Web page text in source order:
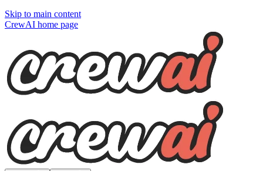
Skip to main content
CrewAI home page